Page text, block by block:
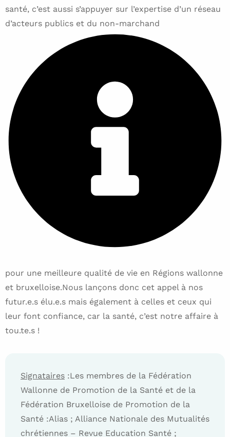
santé, c’est aussi s’appuyer sur l’expertise d’un réseau
d’acteurs publics et du non-marchand
pour une meilleure qualité de vie en Régions wallonne
et bruxelloise.Nous lançons donc cet appel à nos
futur.e.s élu.e.s mais également à celles et ceux qui
leur font confiance, car la santé, c’est notre affaire à
tou.te.s !
Signataires :Les membres de la Fédération
Wallonne de Promotion de la Santé et de la
Fédération Bruxelloise de Promotion de la
Santé :Alias ; Alliance Nationale des Mutualités
chrétiennes – Revue Education Santé ;